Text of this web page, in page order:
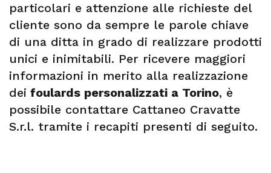
particolari e attenzione alle richieste del
cliente sono da sempre le parole chiave
di una ditta in grado di realizzare prodotti
unici e inimitabili. Per ricevere maggiori
informazioni in merito alla realizzazione
dei foulards personalizzati a Torino, è
possibile contattare Cattaneo Cravatte
S.r.l. tramite i recapiti presenti di seguito.